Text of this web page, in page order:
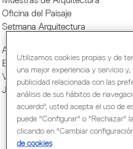
Oficina del Paisaje
Setmana Arquitectura
Actos COAC
Exposiciones COAC
Visitas COAC
Jornadas y cursos
Utilizamos cookies propias y de
una mejor experiencia y servicio
publicidad relacionada con las
análisis de sus hábitos de
acuerdo", usted acepta el uso de
puede "Configurar" o "Rechazar"
clicando en "Cambiar
de cookies